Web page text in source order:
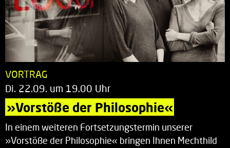
VORTRAG
Di. 22.09. um 19.00 Uhr
»Vorstöße der Philosophie«
In einem weiteren Fortsetzungstermin unserer
»Vorstöße der Philosophie« bringen Ihnen Mechthild